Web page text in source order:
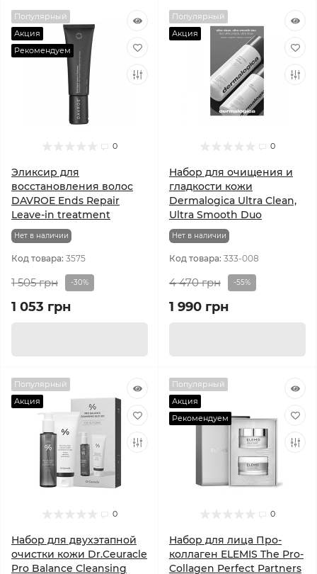
Популярный
Акция
Рекомендуем
0
Эликсир для
восстановления волос
DAVROE Ends Repair
Leave-in treatment
Нет в наличии
Код товара: 3575
1 505 грн -30%
1 053 грн
Популярный
Акция
0
Набор для очищения и
гладкости кожи
Dermalogica Ultra Clean,
Ultra Smooth Duo
Нет в наличии
Код товара: 333-008
4 470 грн -55%
1 990 грн
Популярный
Акция
0
Набор для двухэтапной
очистки кожи Dr.Ceuracle
Pro Balance Cleansing
Популярный
Акция
Рекомендуем
0
Набор для лица Про-
коллаген ELEMIS The Pro-
Collagen Perfect Partners